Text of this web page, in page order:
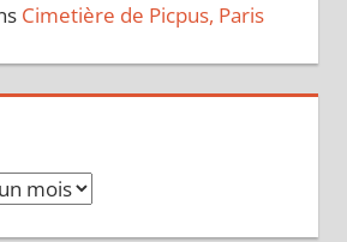
Cimetière de Picpus, Paris